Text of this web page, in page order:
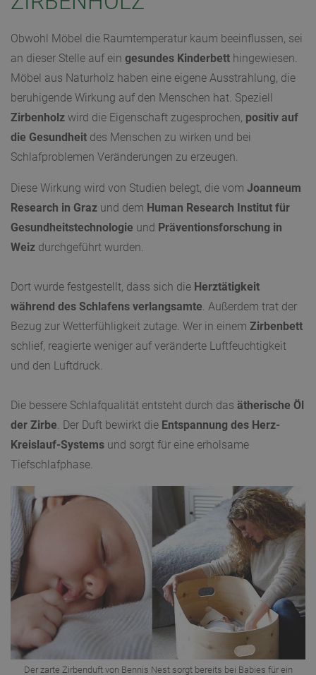
Obwohl Möbel die Raumtemperatur kaum beeinflussen, sei
an dieser Stelle auf ein gesundes Kinderbett hingewiesen.
Möbel aus Naturholz haben eine eigene Ausstrahlung, die
beruhigende Wirkung auf den Menschen hat. Speziell
Zirbenholz wird die Eigenschaft zugesprochen, positiv auf
die Gesundheit des Menschen zu wirken und bei
Schlafproblemen Veränderungen zu erzeugen.
Diese Wirkung wird von Studien belegt, die vom Joanneum
Research in Graz und dem Human Research Institut für
Gesundheitstechnologie und Präventionsforschung in
Weiz durchgeführt wurden.
Dort wurde festgestellt, dass sich die Herztätigkeit
während des Schlafens verlangsamte. Außerdem trat der
Bezug zur Wetterfühligkeit zutage. Wer in einem Zirbenbett
schlief, reagierte weniger auf veränderte Luftfeuchtigkeit
und den Luftdruck.
Die bessere Schlafqualität entsteht durch das ätherische Öl
der Zirbe. Der Duft bewirkt die Entspannung des Herz-
Kreislauf-Systems und sorgt für eine erholsame
Tiefschlafphase.
Der zarte Zirbenduft von Bennis Nest sorgt bereits bei Babies für ein